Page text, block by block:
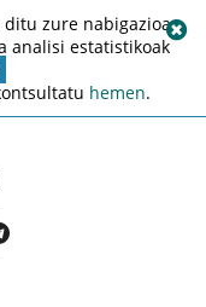
zure nabigazioa
analisi estatistikoak
hemen.